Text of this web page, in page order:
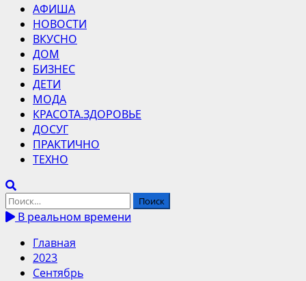
Основное
меню
АФИША
НОВОСТИ
ВКУСНО
ДОМ
БИЗНЕС
ДЕТИ
МОДА
КРАСОТА.ЗДОРОВЬЕ
ДОСУГ
ПРАКТИЧНО
ТЕХНО
Найти:
В реальном времени
Главная
2023
Сентябрь